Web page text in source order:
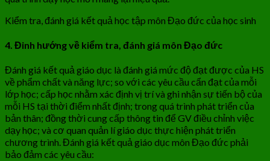
Kiểm tra, đánh giá kết quả học tập môn Đạo đức của học sinh
4. Đinh hướng về kiểm tra, đánh giá môn Đạo đức
Đánh giá kết quả giáo dục là đánh giá mức độ đạt được của HS
về phẩm chất và năng lực; so với các yêu cầu cẩn đạt của mỗi
lớp học; cấp học nhằm xác định vị trí và ghi nhận sự tiến bộ của
mỗi HS tại thời điểm nhất định; trong quá trình phát triển của
bản thân; đồng thời cung cấp thông tin để GV điều chỉnh việc
dạy học; và cơ quan quản lí giáo dục thực hiện phát triển
chương trình. Đánh giá kết quả giáo dục môn Đạo đức phải
bảo đảm các yêu cầu: